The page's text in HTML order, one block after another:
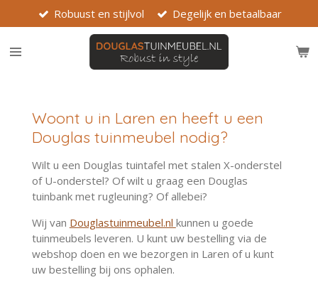
direct
naar
Robuust en stijlvol Degelijk en betaalbaar
Woont u in Laren en heeft u een
Douglas tuinmeubel nodig?
Wilt u een Douglas tuintafel met stalen X-onderstel
of U-onderstel? Of wilt u graag een Douglas
tuinbank met rugleuning? Of allebei?
Wij van Douglastuinmeubel.nl kunnen u goede
tuinmeubels leveren. U kunt uw bestelling via de
webshop doen en we bezorgen in Laren of u kunt
uw bestelling bij ons ophalen.